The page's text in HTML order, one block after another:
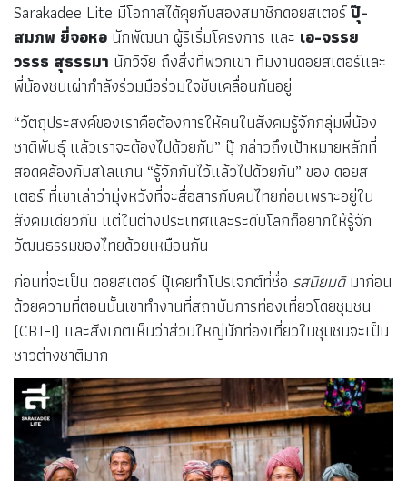
Sarakadee Lite มีโอกาสได้คุยกับสองสมาชิกดอยสเตอร์ปุ๊-
สมภพ ยี่จอหอ นักพัฒนา ผู้ริเริ่มโครงการ และ เอ-จรรย
วรรธ สุธรรมา นักวิจัย ถึงสิ่งที่พวกเขา ทีมงานดอยสเตอร์และ
พี่น้องชนเผ่ากำลังร่วมมือร่วมใจขับเคลื่อนกันอยู่
“วัตถุประสงค์ของเราคือต้องการให้คนในสังคมรู้จักกลุ่มพี่น้อง
ชาติพันธุ์ แล้วเราจะต้องไปด้วยกัน” ปุ๊ กล่าวถึงเป้าหมายหลักที่
สอดคล้องกับสโลแกน “รู้จักกันไว้แล้วไปด้วยกัน” ของ ดอยส
เตอร์ ที่เขาเล่าว่ามุ่งหวังที่จะสื่อสารกับคนไทยก่อนเพราะอยู่ใน
สังคมเดียวกัน แต่ในต่างประเทศและระดับโลกก็อยากให้รู้จัก
วัฒนธรรมของไทยด้วยเหมือนกัน
ก่อนที่จะเป็น ดอยสเตอร์ ปุ๊เคยทำโปรเจกต์ที่ชื่อ รสนิยมดีมาก่อน
ด้วยความที่ตอนนั้นเขาทำงานที่สถาบันการท่องเที่ยวโดยชุมชน
(CBT-I) และสังเกตเห็นว่าส่วนใหญ่นักท่องเที่ยวในชุมชนจะเป็น
ชาวต่างชาติมาก